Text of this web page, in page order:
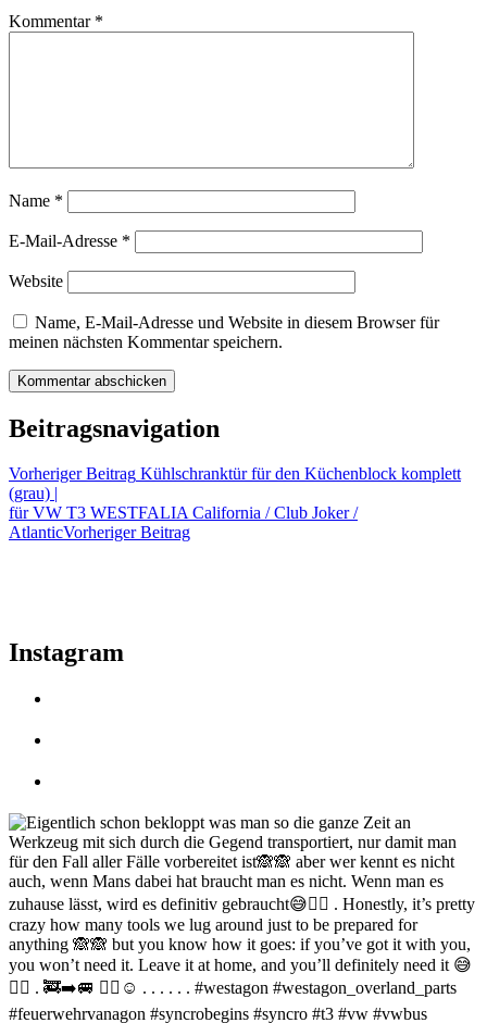
Kommentar *
Name *
E-Mail-Adresse *
Website
Name, E-Mail-Adresse und Website in diesem Browser für
meinen nächsten Kommentar speichern.
Beitragsnavigation
Vorheriger Beitrag Kühlschranktür für den Küchenblock komplett
(grau) |
für VW T3 WESTFALIA California / Club Joker /
AtlanticVorheriger Beitrag
Instagram